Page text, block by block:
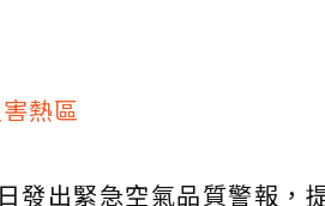
熱區
發出緊急空氣品質警報，